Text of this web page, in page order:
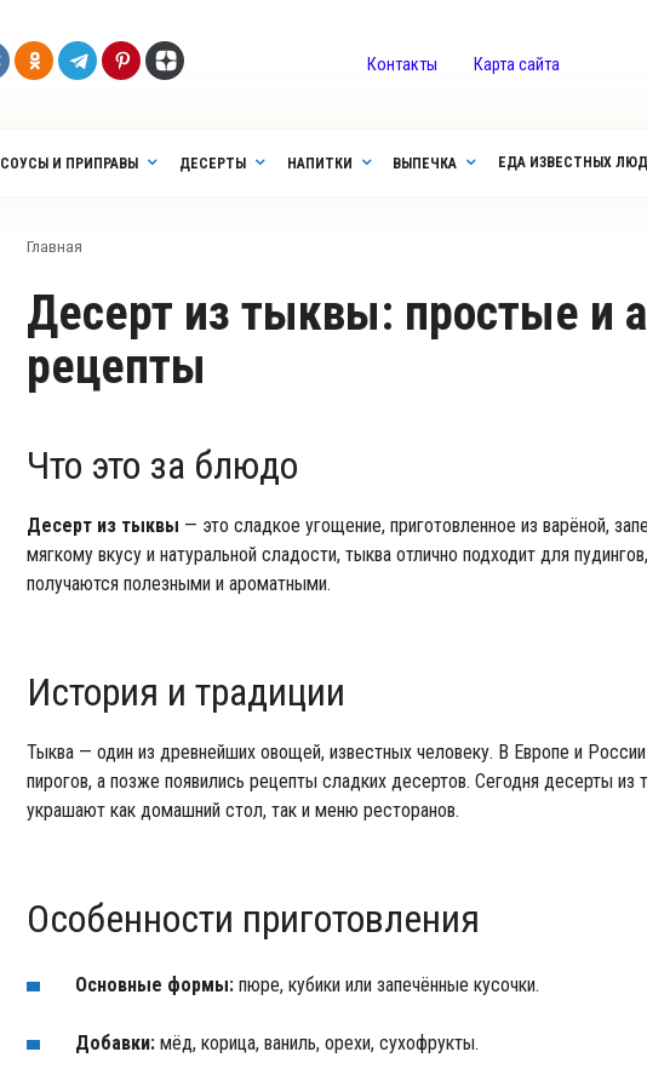
Контакты Карта сайта
СОУСЫ И ПРИПРАВЫ ДЕСЕРТЫ НАПИТКИ ВЫПЕЧКА ЕДА ИЗВЕСТНЫХ
Главная
Десерт из тыквы: простые и ароматные
рецепты
Что это за блюдо
Десерт из тыквы — это сладкое угощение, приготовленное из варёной,
мягкому вкусу и натуральной сладости, тыква отлично подходит для
получаются полезными и ароматными.
История и традиции
Тыква — один из древнейших овощей, известных человеку. В Европе и
пирогов, а позже появились рецепты сладких десертов. Сегодня десерты
украшают как домашний стол, так и меню ресторанов.
Особенности приготовления
Основные формы:пюре, кубики или запечённые кусочки.
Добавки:мёд, корица, ваниль, орехи, сухофрукты.